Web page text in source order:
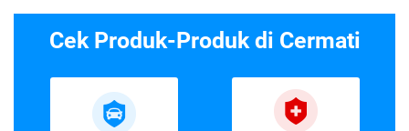
Cek Produk-Produk di Cermati